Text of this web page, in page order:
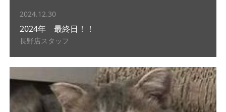
2024.12.30
2024年 最終日！！
長野店スタッフ